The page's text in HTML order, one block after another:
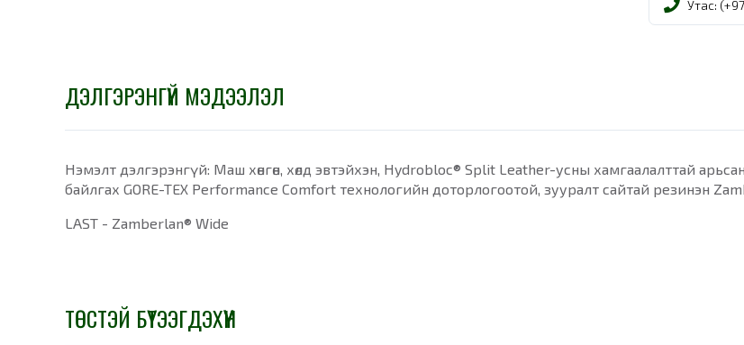
Утас:
ДЭЛГЭРЭНГҮЙ МЭДЭЭЛЭЛ
Нэмэлт дэлгэрэнгүй: Маш хөнгөн, хөлд эвтэйхэн, Hydrobloc® Split Leather-усны хамгаалалттай
байлгах GORE-TEX Performance Comfort технологийн доторлогоотой, зууралт сайтай резинэн
LAST - Zamberlan® Wide
ТӨСТЭЙ БҮТЭЭГДЭХҮҮН